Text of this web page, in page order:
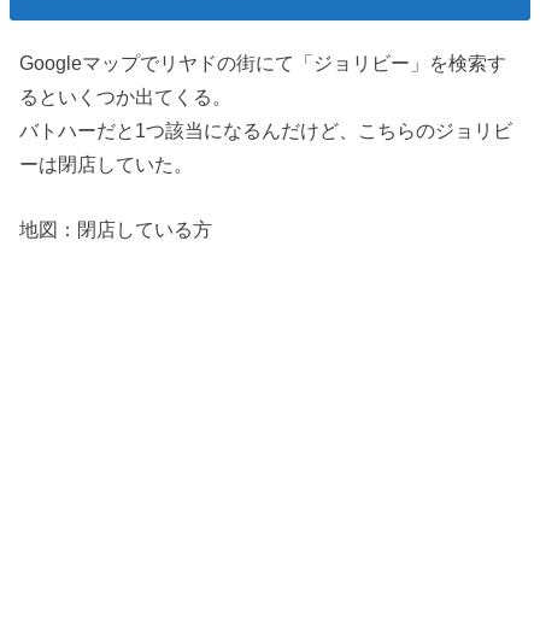
Googleマップでリヤドの街にて「ジョリビー」を検索す
るといくつか出てくる。
バトハーだと1つ該当になるんだけど、こちらのジョリビ
ーは閉店していた。
地図：閉店している方